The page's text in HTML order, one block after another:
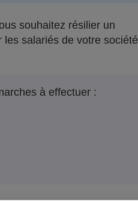
souhaitez résilier un
salariés de votre société
à effectuer :